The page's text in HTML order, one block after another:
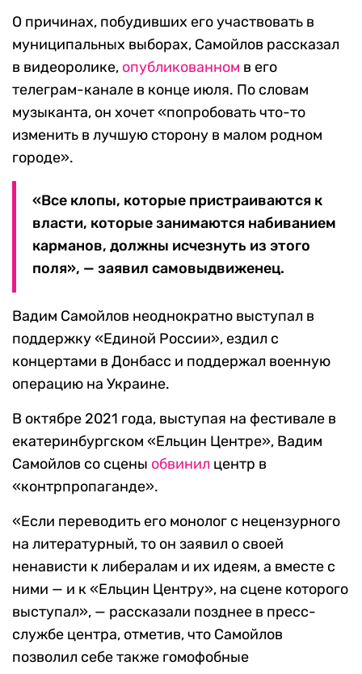
О причинах, побудивших его участвовать в
муниципальных выборах, Самойлов рассказал
в видеоролике, опубликованном в его
телеграм-канале в конце июля. По словам
музыканта, он хочет «попробовать что-то
изменить в лучшую сторону в малом родном
городе».
«Все клопы, которые пристраиваются к
власти, которые занимаются набиванием
карманов, должны исчезнуть из этого
поля», — заявил самовыдвиженец.
Вадим Самойлов неоднократно выступал в
поддержку «Единой России», ездил с
концертами в Донбасс и поддержал военную
операцию на Украине.
В октябре 2021 года, выступая на фестивале в
екатеринбургском «Ельцин Центре», Вадим
Самойлов со сцены обвинил центр в
«контрпропаганде».
«Если переводить его монолог с нецензурного
на литературный, то он заявил о своей
ненависти к либералам и их идеям, а вместе с
ними — и к «Ельцин Центру», на сцене которого
выступал», — рассказали позднее в пресс-
службе центра, отметив, что Самойлов
позволил себе также гомофобные